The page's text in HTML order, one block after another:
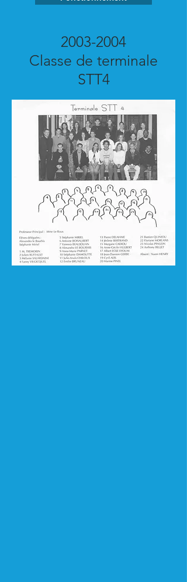
2003-2004
Classe de terminale
STT4